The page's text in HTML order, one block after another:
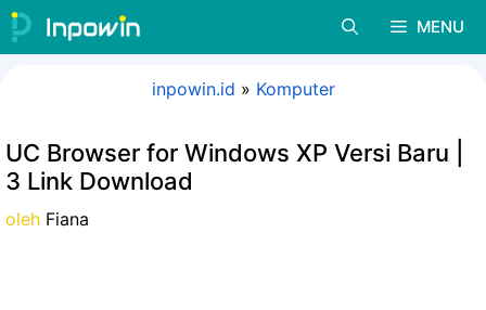
Langsung
ke
MENU
inpowin.id » Komputer
UC Browser for Windows XP Versi Baru |
3 Link Download
oleh Fiana